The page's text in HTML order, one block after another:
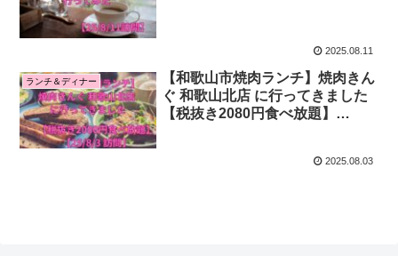
2025.08.11
ランチ＆ディナー
【和歌山市焼肉ランチ】焼肉きん
ぐ 和歌山北店 に行ってきました
【税抜き2080円食べ放題】
2025.08.03